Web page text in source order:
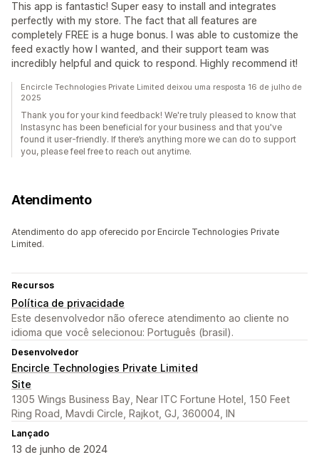
This app is fantastic! Super easy to install and integrates
perfectly with my store. The fact that all features are
completely FREE is a huge bonus. I was able to customize the
feed exactly how I wanted, and their support team was
incredibly helpful and quick to respond. Highly recommend it!
Encircle Technologies Private Limited deixou uma resposta 16 de julho de
2025
Thank you for your kind feedback! We're truly pleased to know that
Instasync has been beneficial for your business and that you've
found it user-friendly. If there’s anything more we can do to support
you, please feel free to reach out anytime.
Atendimento
Atendimento do app oferecido por Encircle Technologies Private
Limited.
Recursos
Política de privacidade
Este desenvolvedor não oferece atendimento ao cliente no
idioma que você selecionou: Português (brasil).
Desenvolvedor
Encircle Technologies Private Limited
Site
1305 Wings Business Bay, Near ITC Fortune Hotel, 150 Feet
Ring Road, Mavdi Circle, Rajkot, GJ, 360004, IN
Lançado
13 de junho de 2024